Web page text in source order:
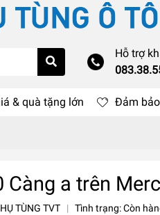
Hỗ trợ
& quà tặng lớn Đảm
a trên
TÙNG TVT | Tình trạng:Còn